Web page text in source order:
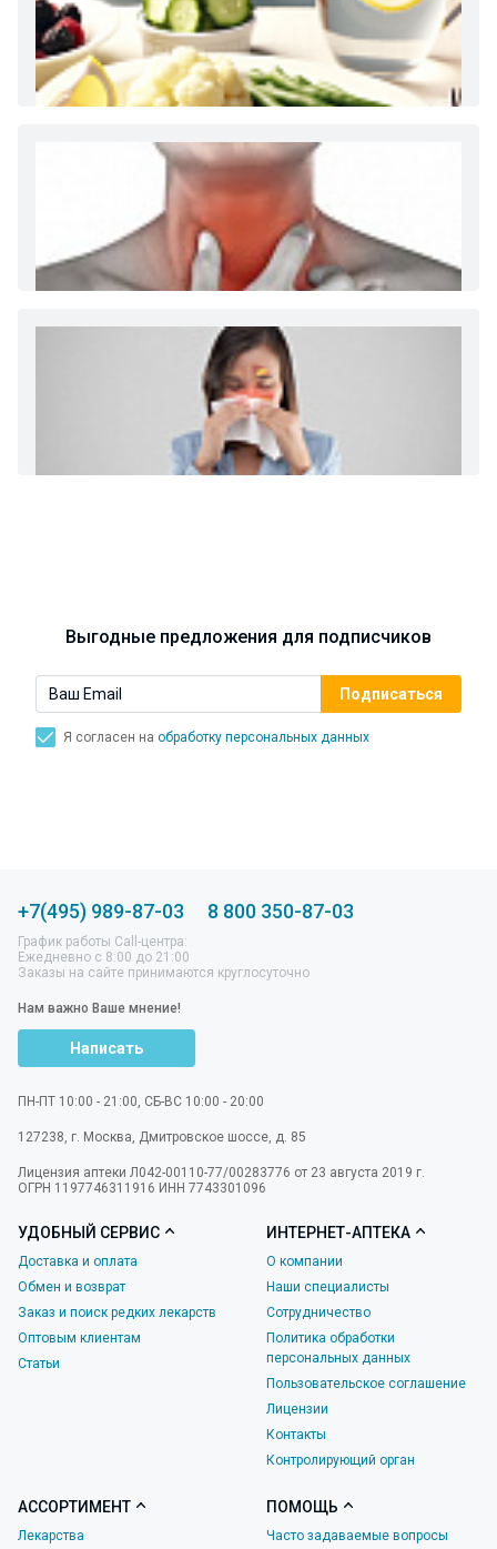
Как и сколько денег можно получить по
Диета 7 стол при заболеваниях почек (острый и
Ларингит: все о ларингите и его лечении. Как
спасти свой голос.
Выгодные предложения для подписчиков
Я согласен на обработку персональных данных
+7(495) 989-87-03 8 800 350-87-03
График работы Call-центра:
Ежедневно с 8:00 до 21:00
Заказы на сайте принимаются круглосуточно
Нам важно Ваше мнение!
Написать
ПН-ПТ 10:00 - 21:00, СБ-ВС 10:00 - 20:00
127238 г. Москва Дмитровское шоссе, д. 85
Лицензия аптеки Л042-00110-77/00283776 от 23 августа 2019 г.
ОГРН 1197746311916 ИНН 7743301096
УДОБНЫЙ СЕРВИС
Доставка и оплата
Обмен и возврат
Заказ и поиск редких лекарств
Оптовым клиентам
Статьи
ИНТЕРНЕТ-АПТЕКА
О компании
Наши специалисты
Сотрудничество
Политика обработки
персональных данных
Пользовательское соглашение
Лицензии
Контакты
Контролирующий орган
АССОРТИМЕНТ
Лекарства
ПОМОЩЬ
Часто задаваемые вопросы